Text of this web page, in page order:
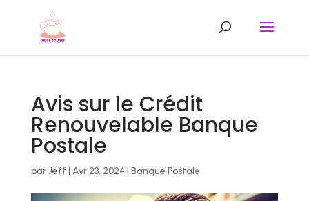
Avis sur le Crédit
Renouvelable Banque
Postale
parJeff | Avr 23, 2024 | Banque Postale